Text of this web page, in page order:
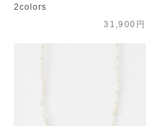
2colors
31,900円